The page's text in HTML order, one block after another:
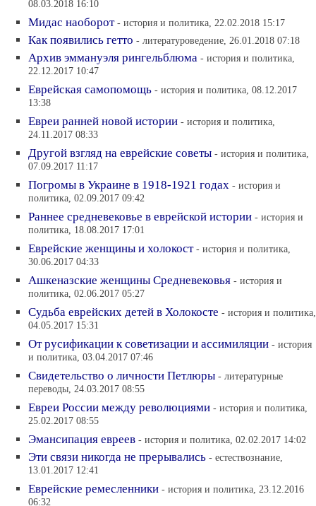
08.03.2018 16:10
Мидас наоборот - история и политика, 22.02.2018 15:17
Как появились гетто - литературоведение, 26.01.2018 07:18
Архив эммануэля рингельблюма - история и политика,
22.12.2017 10:47
Еврейская самопомощь - история и политика, 08.12.2017
13:38
Евреи ранней новой истории - история и политика,
24.11.2017 08:33
Другой взгляд на еврейские советы - история и политика,
07.09.2017 11:17
Погромы в Украине в 1918-1921 годах - история и
политика, 02.09.2017 09:42
Раннее средневековье в еврейской истории - история и
политика, 18.08.2017 17:01
Еврейские женщины и холокост - история и политика,
30.06.2017 04:33
Ашкеназские женщины Средневековья - история и
политика, 02.06.2017 05:27
Судьба еврейских детей в Холокосте - история и политика,
04.05.2017 15:31
От русификации к советизации и ассимиляции - история
и политика, 03.04.2017 07:46
Свидетельство о личности Петлюры - литературные
переводы, 24.03.2017 08:55
Евреи России между революциями - история и политика,
25.02.2017 08:55
Эмансипация евреев - история и политика, 02.02.2017 14:02
Эти связи никогда не прерывались - естествознание,
13.01.2017 12:41
Еврейские ремесленники - история и политика, 23.12.2016
06:32